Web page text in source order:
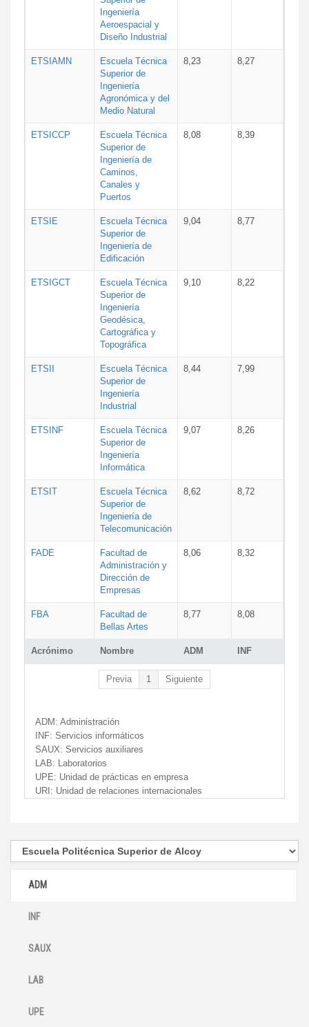
Acrónimo Nombre ADM INF
Ingeniería
Aeroespacial y
Diseño Industrial
ETSIAMN
Escuela Técnica
Superior de
Ingeniería
Agronómica y del
Medio Natural
8,23 8,27
ETSICCP
Escuela Técnica
Superior de
Ingeniería de
Caminos,
Canales y
Puertos
8,08 8,39
ETSIE
Escuela Técnica
Superior de
Ingeniería de
Edificación
9,04 8,77
ETSIGCT
Escuela Técnica
Superior de
Ingeniería
Geodésica,
Cartográfica y
Topográfica
9,10 8,22
ETSII
Escuela Técnica
Superior de
Ingeniería
Industrial
8,44 7,99
ETSINF
Escuela Técnica
Superior de
Ingeniería
Informática
9,07 8,26
ETSIT
Escuela Técnica
Superior de
Ingeniería de
Telecomunicación
8,62 8,72
FADE
Facultad de
Administración y
Dirección de
Empresas
8,06 8,32
FBA
Facultad de
Bellas Artes
8,77 8,08
Previa 1 Siguiente
ADM: Administración
INF: Servicios informáticos
SAUX: Servicios auxiliares
LAB: Laboratorios
UPE: Unidad de prácticas en empresa
URI: Unidad de relaciones internacionales
ADM
INF
SAUX
LAB
UPE